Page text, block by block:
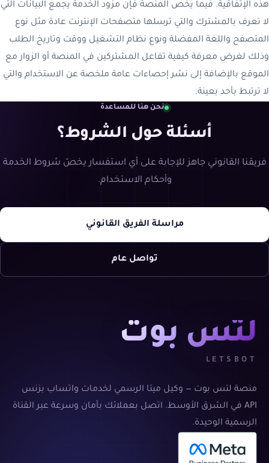
هذه الإتفاقية. فيما يخص المنصة فإن مزود الخدمة يجمع البيانات التي
لا تعرف بالمشترك والتي ترسلها متصفحات الإنترنت عادة مثل نوع
المتصفح واللغة المفضلة ونوع نظام التشغيل ووقت وتاريخ الطلب
وذلك لغرض معرفة كيفية تفاعل المشتركين في المنصة أو الزوار مع
الموقع بالإضافة إلى نشر إحصاءات عامة ملخصة عن الاستخدام والتي
لا ترتبط بأحد بعينة.
نحن هنا للمساعدة
أسئلة حول الشروط؟
فريقنا القانوني جاهز للإجابة على أي استفسار يخصّ شروط الخدمة
وأحكام الاستخدام.
مراسلة الفريق القانوني
تواصل عام
لتس بوت
LETSBOT
منصة لتس بوت — وكيل ميتا الرسمي لخدمات واتساب بزنس
API في الشرق الأوسط. اتصل بعملائك بأمان وسرعة عبر القناة
الرسمية الوحيدة.